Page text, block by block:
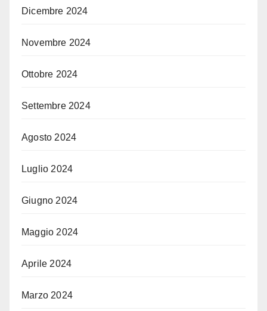
Dicembre 2024
Novembre 2024
Ottobre 2024
Settembre 2024
Agosto 2024
Luglio 2024
Giugno 2024
Maggio 2024
Aprile 2024
Marzo 2024